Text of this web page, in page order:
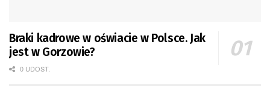
Braki kadrowe w oświacie w Polsce. Jak
jest w Gorzowie?
0 UDOST.